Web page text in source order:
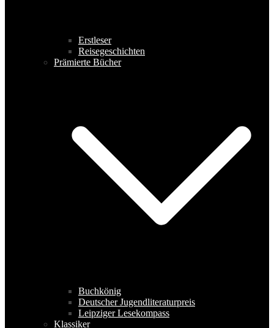
Erstleser
Reisegeschichten
Prämierte Bücher
Buchkönig
Deutscher Jugendliteraturpreis
Leipziger Lesekompass
Klassiker